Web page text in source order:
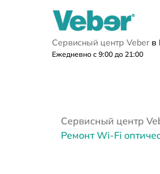
Сервисный центр Veber в
Ежедневно с 9:00 до 21:00
Сервисный центр
Ремонт Wi-Fi